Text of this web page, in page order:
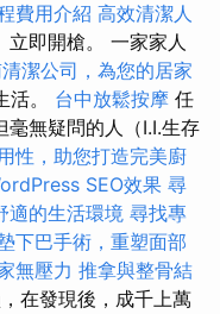
費用介紹 高效清潔人
立即開槍。 一家家人
潔公司，為您的居家
活。 台中放鬆按摩 任
無疑問的人（I.I.生存
性，助您打造完美廚
SEO效果 尋
適的生活環境 尋找專
下巴手術，重塑面部
無壓力 推拿與整骨結
在發現後，成千上萬